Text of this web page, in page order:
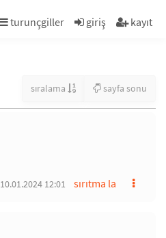
turunçgiller giriş kayıt
sıralama sayfa sonu
sırıtma la
10.01.2024 12:01